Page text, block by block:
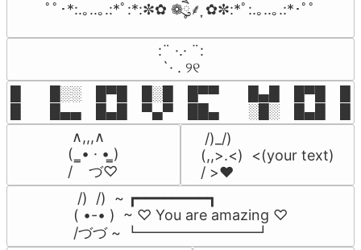
ﾟﾟ･*:.｡..｡.:*ﾟ:*:✼✿ ❁ཻུ۪۪⸙͎ ✿✼:*ﾟ:.｡..｡.:*･ﾟﾟ
⠀:¨ ·.· ¨:⠀
⠀ `· . ୨୧⠀
█  █░░ █▀█ █░█ █▀▀  █▄█ █▀█
█  █▄▄ █▄█ ▀▄▀ ██▄  ░█░ █▄█
∧,,,∧
(  ̳• · • ̳)
/    づ♡
/)_/)
(,,>.<)  <(your text)
/ >❤️
/)  /)  ~ ┏━━━━━━━━┓
( •-• )  ~ ♡ You are amazing ♡
/づづ ~ ┗━━━━━━━━┛